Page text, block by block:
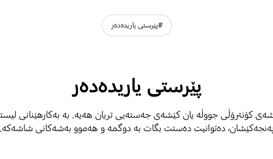
#پێرستی یاریدەدەر
پێرستی یاریدەدەر
کۆنترۆڵی جووڵە یان کێشەی جەستەیی تریان هەیە. بە بەکارهێنانی لیستی
پەنجەکێشان، دەتوانیت دەستت بگات بە دوگمە و هەموو بەشەکانی شاشەکە.